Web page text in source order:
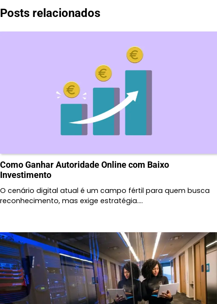
Posts relacionados
Como Ganhar Autoridade Online com Baixo
Investimento
O cenário digital atual é um campo fértil para quem busca
reconhecimento, mas exige estratégia.…